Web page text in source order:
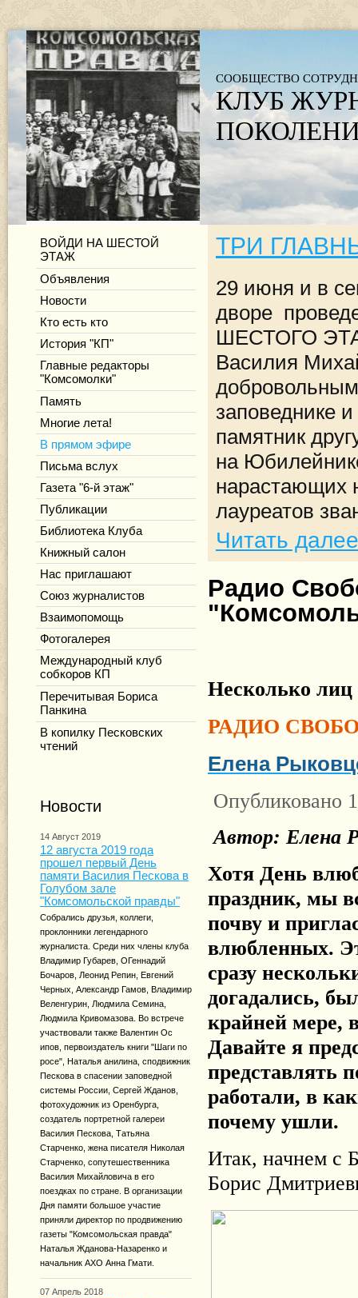
СООБЩЕСТВО
КЛУБ
ВОЙДИ НА ШЕСТОЙ
ЭТАЖ
Объявления
Новости
Кто есть кто
История "КП"
Главные редакторы
"Комсомолки"
Память
Многие лета!
В прямом эфире
Письма вслух
Газета "6-й этаж"
Публикации
Библиотека Клуба
Книжный салон
Нас приглашают
Союз журналистов
Взаимопомощь
Фотогалерея
Международный клуб
собкоров КП
Перечитывая Бориса
Панкина
В копилку Песковских
чтений
Новости
14 Август 2019
12 августа 2019 года
прошел первый День
памяти Василия Пескова в
Голубом зале
"Комсомольской правды"
Собрались друзья, коллеги,
проклонники легендарного
журналиста. Среди них члены клуба
Владимир Губарев, ОГеннадий
Бочаров, Леонид Репин, Евгений
Черных, Александр Гамов, Владимир
Веленгурин, Людмила Семина,
Людмила Кривомазова. Во встрече
участвовали также Валентин Ос
ипов, первоиздатель книги "Шаги по
росе", Наталья анилина, сподвижник
Пескова в спасении заповедной
системы России, Сергей Жданов,
фотохудожник из Оренбурга,
создатель портретной галереи
Василия Пескова, Татьяна
Старченко, жена писателя Николая
Старченко, сопутешественника
Василия Михайловича в его
поездках по стране. В организации
Дня памяти большое участие
приняли директор по продвижению
газеты "Комсомольская правда"
Наталья Жданова-Назаренко и
начальник АХО Анна Гмати.
07 Апрель 2018
ТРИ
29 июня и в
дворе
ШЕСТОГО
Василия
заповеднике
памятник
на
нарастающих
лауреатов
Читать далее
Радио
Несколько
РАДИО
Елена
Опубликовано
Автор: Елена
Хотя День
праздник, мы
почву и
влюбленных.
сразу
догадались,
крайней мере,
Давайте я
представлять
работали, в
почему ушли.
Итак, начнем с
Борис